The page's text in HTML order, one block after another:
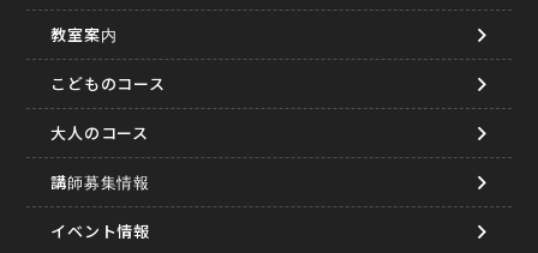
教室案内
こどものコース
大人のコース
講師募集情報
イベント情報